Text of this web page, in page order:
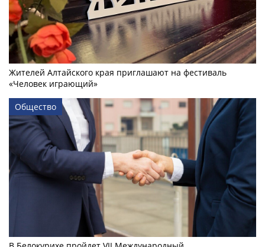
Жителей Алтайского края приглашают на фестиваль
«Человек играющий»
Общество